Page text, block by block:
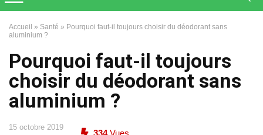
Accueil » Santé » Pourquoi faut-il toujours choisir du déodorant sans
aluminium ?
Pourquoi faut-il toujours
choisir du déodorant sans
aluminium ?
15 octobre 2019